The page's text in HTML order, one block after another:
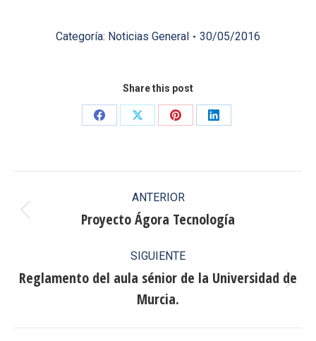
Categoría: Noticias General 30/05/2016
Share this post
Share
Share
Share
Share
entre
publicaciones
ANTERIOR
Publicación
Proyecto Ágora Tecnología
SIGUIENTE
Publicación
siguiente:
Reglamento del aula sénior de la Universidad de
Murcia.